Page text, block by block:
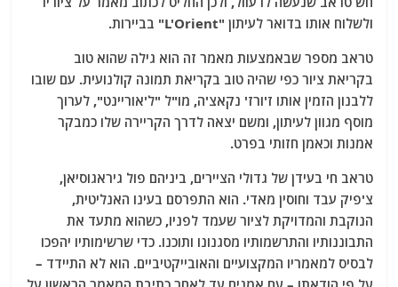
ולשלוח אותו בדואר לעיתון "L'Orient" בביירות.
טראב מספר שבאמצעות מאמר זה הוא גילה שהוא טוב
בקריאת ציור כפי שהיה טוב בקריאת תמונה קולנועית. עם שובו
ללבנון הזמין אותו ז'ורז' נקאצ'ה, מו"ל "ל'אוריינט", לערוך
מוסף מגוון לעיתון, ומשם יצאה לדרך הקריירה שלו כמבקר
אמנות וכאמן חזותי בפרט.
טראב חי בעידן של גדולי הציירים, ביניהם פול גיראגוסיאן,
צ'פיק עבד וחוסין מאדי. הוא התפרסם בעינו האנליטית,
הנוקבת והמדויקת לציור שעמד לפניו, כשהוא מתעד את
התבוננותיו והתרשמותיו מסגנונו ותוכנו. כדי שרשימותיו יהפכו
לבסיס למאמריו המקצועיים והאובייקטיביים. הוא לא התיידד –